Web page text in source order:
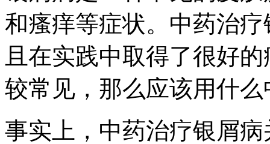
和瘙痒等症状。中药治
且在实践中取得了很好
较常见，那么应该用什
事实上，中药治疗银屑